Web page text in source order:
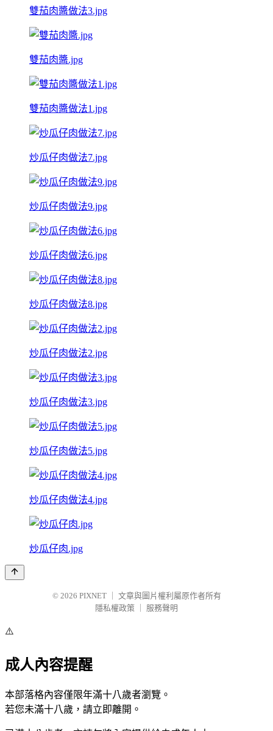
雙茄肉醬做法3.jpg
雙茄肉醬.jpg
雙茄肉醬做法1.jpg
炒瓜仔肉做法7.jpg
炒瓜仔肉做法9.jpg
炒瓜仔肉做法6.jpg
炒瓜仔肉做法8.jpg
炒瓜仔肉做法2.jpg
炒瓜仔肉做法3.jpg
炒瓜仔肉做法5.jpg
炒瓜仔肉做法4.jpg
炒瓜仔肉.jpg
© 2026 PIXNET
文章與圖片權利屬原作者所有
隱私權政策
服務聲明
⚠️
成人內容提醒
本部落格內容僅限年滿十八歲者瀏覽。
若您未滿十八歲，請立即離開。